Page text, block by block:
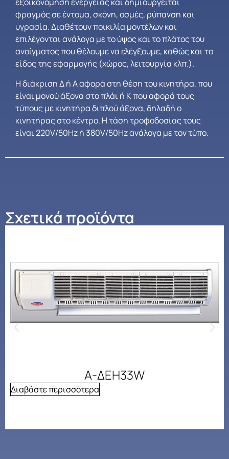
φραγμός σε έντομα, σκόνη, οσμές, ρύπανση και
υγρασία. Διαθέτουν ποικιλία μοντέλων και
επιλέγονται ανάλογα με το ύψος και το πλάτος του
ανοίγματος που θέλουμε να ελέγξουμε, καθώς και το
είδος της εφαρμογής (χώρος, λειτουργία κλπ.).
Η διάκριση Δ ή Α αφορά στη θέση του κινητήρα, που
είναι μονού άξονα στο πλάι ή Κ που αφορά τους
τύπους με κινητήρα διπλού άξονα, δηλαδή ο
κινητήρας στο κέντρο. Η τάση τροφοδοσίας τους
είναι 220V/50Hz ή 380V/50Hz ανάλογα με τον τύπο.
Σχετικά προϊόντα
Α-ΔΕΗ33W
Διαβάστε περισσότερα